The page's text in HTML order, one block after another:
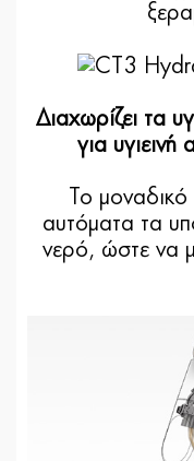
Διαχωρίζει τα
για
Το
αυτόματα τα
νερό, ώστε να